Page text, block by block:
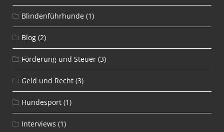
Blindenführhunde (1)
Blog (2)
Förderung und Steuer (3)
Geld und Recht (3)
Hundesport (1)
Interviews (1)